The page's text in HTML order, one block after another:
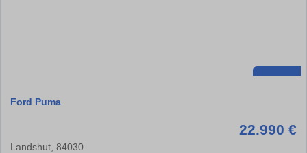
Ford Puma
22.990 €
Landshut, 84030